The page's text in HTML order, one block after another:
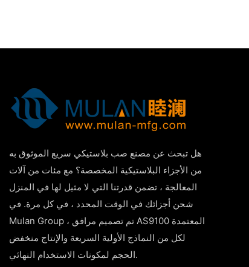
هل تبحث عن مصنع صب بلاستيكي سريع الموثوق به
من الأجزاء البلاستيكية المخصصة؟ مع مئات من آلات
المعالجة ، تضمن قدرتنا التي لا مثيل لها في المنزل
شحن أجزائك في الوقت المحدد ، في كل مرة. في
Mulan Group ، تم تصميم مرافق AS9100 المعتمدة
لكل من النماذج الأولية السريعة والإنتاج منخفض
الحجم لمكونات الاستخدام النهائي.